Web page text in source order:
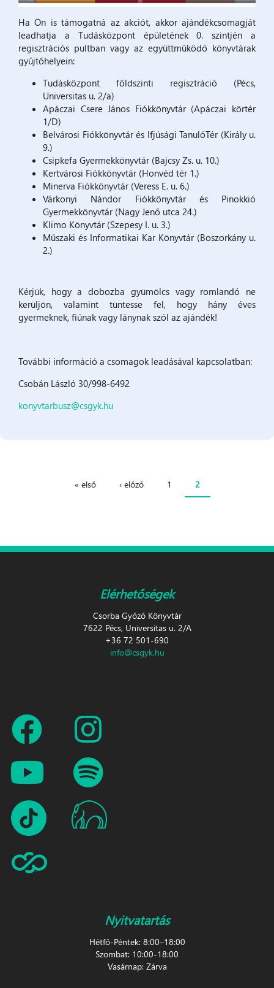
Ha Ön is támogatná az akciót, akkor ajándékcsomagját
leadhatja a Tudásközpont épületének 0. szintjén a
regisztrációs pultban vagy az együttműködő könyvtárak
gyűjtőhelyein:
Tudásközpont földszinti regisztráció (Pécs,
Universitas u. 2/a)
Apáczai Csere János Fiókkönyvtár (Apáczai körtér
1/D)
Belvárosi Fiókkönyvtár és Ifjúsági TanulóTér (Király u.
9.)
Csipkefa Gyermekkönyvtár (Bajcsy Zs. u. 10.)
Kertvárosi Fiókkönyvtár (Honvéd tér 1.)
Minerva Fiókkönyvtár (Veress E. u. 6.)
Várkonyi Nándor Fiókkönyvtár és Pinokkió
Gyermekkönyvtár (Nagy Jenő utca 24.)
Klimo Könyvtár (Szepesy I. u. 3.)
Műszaki és Informatikai Kar Könyvtár (Boszorkány u.
2.)
Kérjük, hogy a dobozba gyümölcs vagy romlandó ne
kerüljön, valamint tüntesse fel, hogy hány éves
gyermeknek, fiúnak vagy lánynak szól az ajándék!
További információ a csomagok leadásával kapcsolatban:
Csobán László 30/998-6492
konyvtarbusz@csgyk.hu
« első ‹ előző 1 2
Elérhetőségek
Csorba Győző Könyvtár
7622 Pécs, Universitas u. 2/A
+36 72 501-690
info@csgyk.hu
Nyitvatartás
Hétfő-Péntek: 8:00–18:00
Szombat: 10:00-18:00
Vasárnap: Zárva